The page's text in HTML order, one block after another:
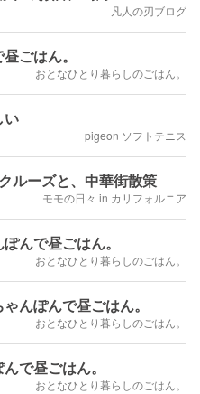
凡人の刃ブログ
ごはん。
おとなひとり暮らしのごはん。
い
pigeon ソフトテニス
ルーズと、中華街散策
モモの日々 in カリフォルニア
んで昼ごはん。
おとなひとり暮らしのごはん。
んぽんで昼ごはん。
おとなひとり暮らしのごはん。
で昼ごはん。
おとなひとり暮らしのごはん。